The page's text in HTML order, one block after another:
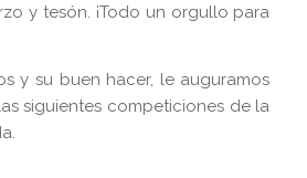
y tesón. ¡Todo un orgullo para
y su buen hacer, le auguramos
siguientes competiciones de la